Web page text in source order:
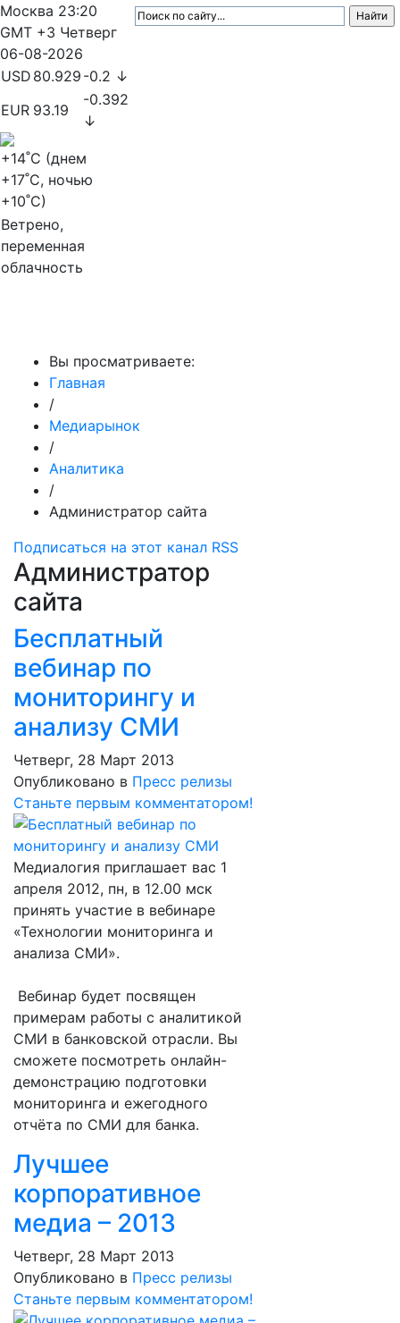
Москва 23:20
GMT +3 Четверг
06-08-2026
USD 80.929 -0.2 ↓
EUR 93.19
-0.392
↓
+14˚C (днем
+17˚C, ночью
+10˚C)
Ветрено,
переменная
облачность
Вы просматриваете:
Главная
/
Медиарынок
/
Аналитика
/
Администратор сайта
Подписаться на этот канал RSS
Администратор
сайта
Бесплатный
вебинар по
мониторингу и
анализу СМИ
Четверг, 28 Март 2013
Опубликовано в Пресс релизы
Станьте первым комментатором!
Медиалогия приглашает вас 1
апреля 2012, пн, в 12.00 мск
принять участие в вебинаре
«Технологии мониторинга и
анализа СМИ».
Вебинар будет посвящен
примерам работы с аналитикой
СМИ в банковской отрасли. Вы
сможете посмотреть онлайн-
демонстрацию подготовки
мониторинга и ежегодного
отчёта по СМИ для банка.
Лучшее
корпоративное
медиа – 2013
Четверг, 28 Март 2013
Опубликовано в Пресс релизы
Станьте первым комментатором!